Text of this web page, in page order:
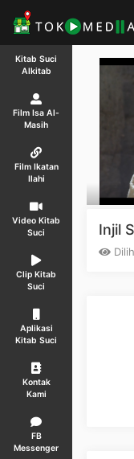
Kitab Suci
Alkitab
Film Isa Al-
Masih
Film Ikatan
Ilahi
Video Kitab
Suci
Clip Kitab
Suci
Aplikasi
Kitab Suci
Kontak
Kami
FB
Messenger
Injil